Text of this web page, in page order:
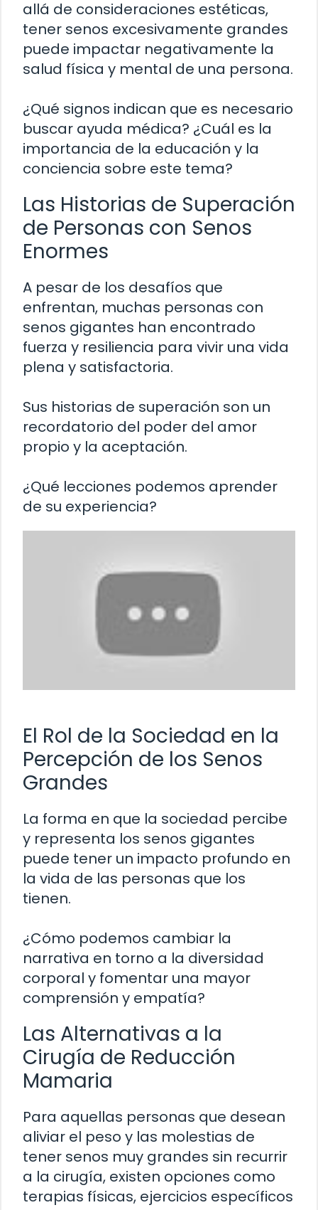
allá de consideraciones estéticas,
tener senos excesivamente grandes
puede impactar negativamente la
salud física y mental de una persona.
¿Qué signos indican que es necesario
buscar ayuda médica? ¿Cuál es la
importancia de la educación y la
conciencia sobre este tema?
Las Historias de Superación
de Personas con Senos
Enormes
A pesar de los desafíos que
enfrentan, muchas personas con
senos gigantes han encontrado
fuerza y resiliencia para vivir una vida
plena y satisfactoria.
Sus historias de superación son un
recordatorio del poder del amor
propio y la aceptación.
¿Qué lecciones podemos aprender
de su experiencia?
El Rol de la Sociedad en la
Percepción de los Senos
Grandes
La forma en que la sociedad percibe
y representa los senos gigantes
puede tener un impacto profundo en
la vida de las personas que los
tienen.
¿Cómo podemos cambiar la
narrativa en torno a la diversidad
corporal y fomentar una mayor
comprensión y empatía?
Las Alternativas a la
Cirugía de Reducción
Mamaria
Para aquellas personas que desean
aliviar el peso y las molestias de
tener senos muy grandes sin recurrir
a la cirugía, existen opciones como
terapias físicas, ejercicios específicos